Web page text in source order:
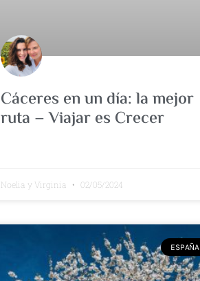
Cáceres en un día: la mejor
ruta – Viajar es Crecer
Noelia y Virginia 02/05/2024
ESPAÑA